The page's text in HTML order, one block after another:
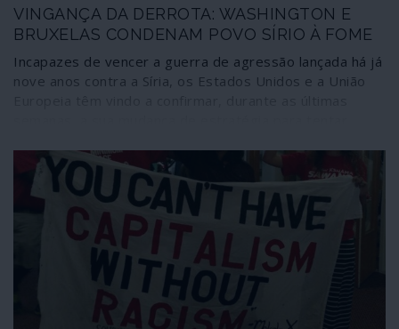
VINGANÇA DA DERROTA: WASHINGTON E
BRUXELAS CONDENAM POVO SÍRIO À FOME
Incapazes de vencer a guerra de agressão lançada há já
nove anos contra a Síria, os Estados Unidos e a União
ao povo sírio em cima da pandemia de COVID-19 e
provocar uma explosão social interna.